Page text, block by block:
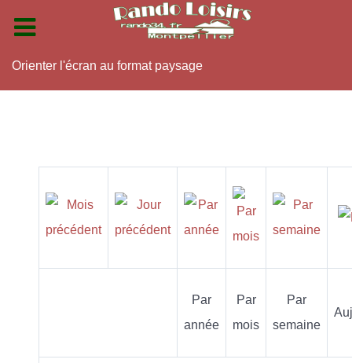
Orienter l'écran au format paysage
Par
année
Par
mois
Par
semaine